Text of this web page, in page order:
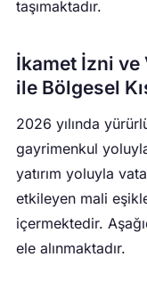
taşımaktadır.
İkamet İzni ve
ile Bölgesel
2026 yılında
gayrimenkul
yatırım yoluyla
etkileyen mali
içermektedir.
ele alınmaktadır.